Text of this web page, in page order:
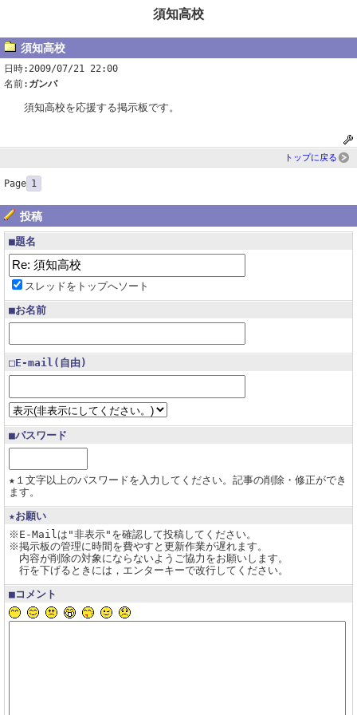
須知高校
須知高校
日時:2009/07/21 22:00
名前: ガンバ
須知高校を応援する掲示板です。
トップに戻る
Page 1
投稿
■題名
スレッドをトップへソート
■お名前
□E-mail(自由)
■パスワード
★１文字以上のパスワードを入力してください。記事の削除・修正ができ
ます。
★お願い
※E-Mailは"非表示"を確認して投稿してください。
※掲示板の管理に時間を費やすと更新作業が遅れます。
内容が削除の対象にならないようご協力をお願いします。
行を下げるときには，エンターキーで改行してください。
■コメント